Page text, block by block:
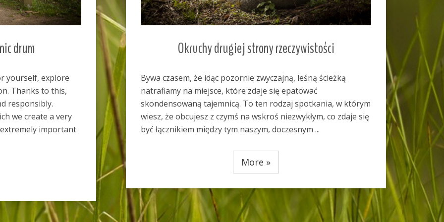
Okruchy drugiej strony rzeczywistości
że idąc pozornie zwyczajną, leśną ścieżką
na miejsce, które zdaje się epatować
tajemnicą. To ten rodzaj spotkania, w którym
z czymś na wskroś niezwykłym, co zdaje się
między tym naszym, doczesnym ...
Dolina Świętego Gaju
Gaj to maleńka miejscowość otoczona górami,
wzdłuż kilku potoków w niezwykle malowniczej dolince.
szukasz ciszy i spokoju - tu znajdziesz ich dostatek. W
najbliższej okolicy znajdziesz ogromne, ciągnące się po
horyzont lasy, pełne niezwykle bogatej flory i fauny.